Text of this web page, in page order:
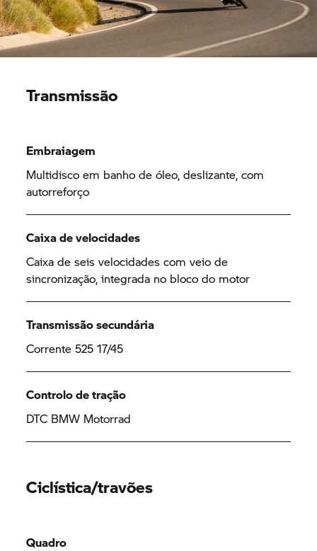
Transmissão
Embraiagem
Multidisco em banho de óleo, deslizante, com
autorreforço
Caixa de velocidades
Caixa de seis velocidades com veio de
sincronização, integrada no bloco do motor
Transmissão secundária
Corrente 525 17/45
Controlo de tração
DTC BMW Motorrad
Ciclística/travões
Quadro